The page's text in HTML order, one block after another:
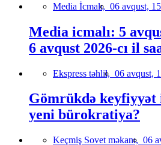
Media İcmalı, 06 avqust,
Media icmalı: 5
6 avqust 2026-cı il
Ekspress təhlil, 06 avqust,
Gömrükdə keyfiyyət
yeni bürokratiya?
Keçmiş Sovet məkanı, 06